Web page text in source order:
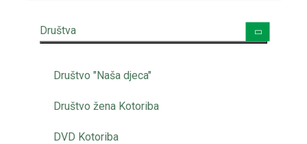
Društva
Društvo "Naša djeca"
Društvo žena Kotoriba
DVD Kotoriba